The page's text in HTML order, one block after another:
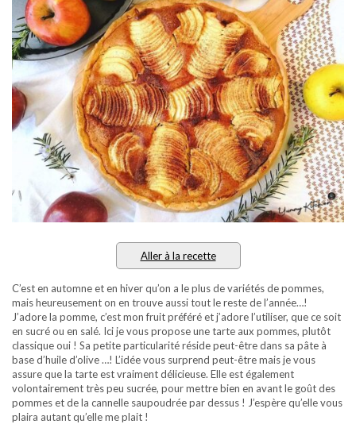
Aller à la recette
C’est en automne et en hiver qu’on a le plus de variétés de pommes,
mais heureusement on en trouve aussi tout le reste de l’année…!
J’adore la pomme, c’est mon fruit préféré et j’adore l’utiliser, que ce soit
en sucré ou en salé. Ici je vous propose une tarte aux pommes, plutôt
classique oui ! Sa petite particularité réside peut-être dans sa pâte à
base d’huile d’olive …! L’idée vous surprend peut-être mais je vous
assure que la tarte est vraiment délicieuse. Elle est également
volontairement très peu sucrée, pour mettre bien en avant le goût des
pommes et de la cannelle saupoudrée par dessus ! J’espère qu’elle vous
plaira autant qu’elle me plait !